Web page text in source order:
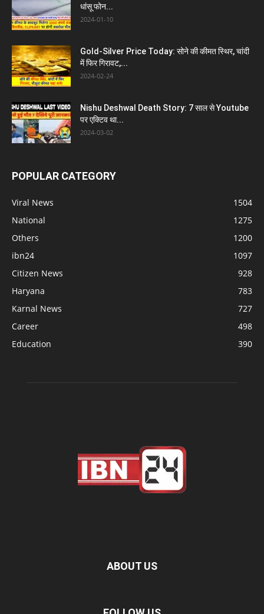
धांसू फोन...
2024-01-10
Gold-Silver Price Today: सोने की कीमत स्थिर, चांदी
में फिर गिरावट,...
2024-02-24
Nishu Deshwal Death Story: 7 साल से Youtube
पर एक्टिव था...
2024-03-02
POPULAR CATEGORY
Viral News
1504
National
1275
Others
1200
ibn24
1097
Citizen News
928
Haryana
783
Karnal News
727
Career
498
Education
390
ABOUT US